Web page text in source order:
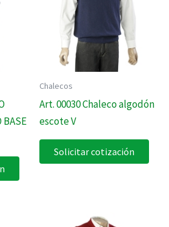
BASE
Chalecos
Art. 00030 Chaleco algodón
escote V
Solicitar cotización